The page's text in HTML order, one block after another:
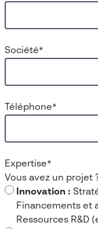
Société*
Téléphone*
Expertise*
Vous avez un projet
Innovation :
Financements et
Ressources R&D